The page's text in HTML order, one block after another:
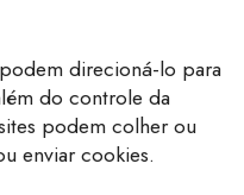
direcioná-lo para
do controle da
podem colher ou
enviar cookies.